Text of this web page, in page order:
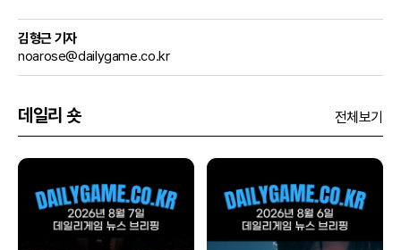
김형근 기자
noarose@dailygame.co.kr
데일리 숏 전체보기